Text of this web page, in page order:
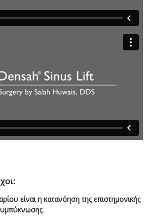
είναι η κατανόηση της επιστημονικής